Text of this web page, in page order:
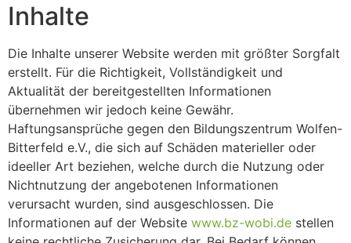
Inhalte
Die Inhalte unserer Website werden mit größter Sorgfalt
erstellt. Für die Richtigkeit, Vollständigkeit und
Aktualität der bereitgestellten Informationen
übernehmen wir jedoch keine Gewähr.
Haftungsansprüche gegen den Bildungszentrum Wolfen-
Bitterfeld e.V., die sich auf Schäden materieller oder
ideeller Art beziehen, welche durch die Nutzung oder
Nichtnutzung der angebotenen Informationen
verursacht wurden, sind ausgeschlossen. Die
Informationen auf der Website www.bz-wobi.de stellen